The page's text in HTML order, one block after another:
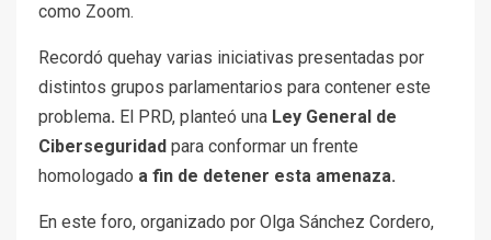
como Zoom.
Recordó quehay varias iniciativas presentadas por
distintos grupos parlamentarios para contener este
problema. El PRD, planteó una Ley General de
Ciberseguridad para conformar un frente
homologado a fin de detener esta amenaza.
En este foro, organizado por Olga Sánchez Cordero,